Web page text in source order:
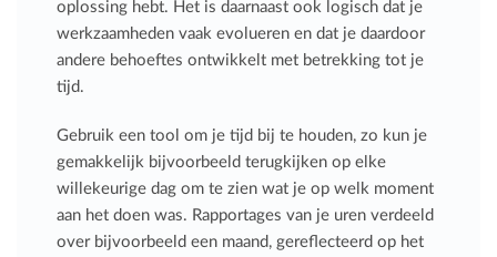
oplossing hebt. Het is daarnaast ook logisch dat je
werkzaamheden vaak evolueren en dat je daardoor
andere behoeftes ontwikkelt met betrekking tot je
tijd.
Gebruik een tool om je tijd bij te houden, zo kun je
gemakkelijk bijvoorbeeld terugkijken op elke
willekeurige dag om te zien wat je op welk moment
aan het doen was. Rapportages van je uren verdeeld
over bijvoorbeeld een maand, gereflecteerd op het